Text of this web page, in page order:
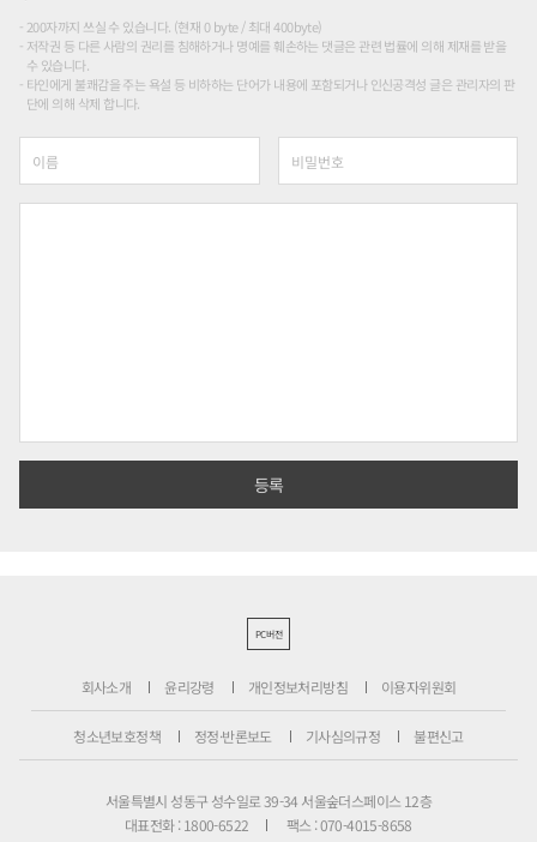
200자까지 쓰실 수 있습니다. (현재 0 byte / 최대 400byte)
저작권 등 다른 사람의 권리를 침해하거나 명예를 훼손하는 댓글은 관련 법률에 의해 제재를 받을
수 있습니다.
타인에게 불쾌감을 주는 욕설 등 비하하는 단어가 내용에 포함되거나 인신공격성 글은 관리자의 판
단에 의해 삭제 합니다.
PC버전
회사소개 윤리강령 개인정보처리방침 이용자위원회
청소년보호정책 정정·반론보도 기사심의규정 불편신고
서울특별시 성동구 성수일로 39-34 서울숲더스페이스 12층
대표전화 : 1800-6522
팩스 : 070-4015-8658